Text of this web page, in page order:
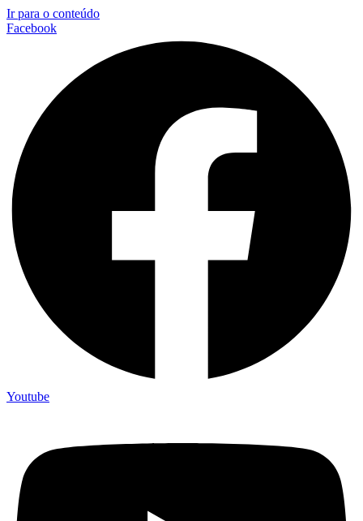
Ir para o conteúdo
Facebook
Youtube